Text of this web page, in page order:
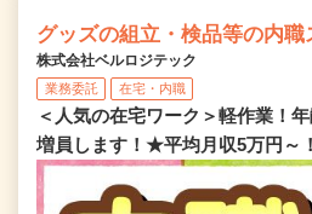
グッズの組立・検品等の内職
株式会社ベルロジテック
業務委託 在宅・内職
＜人気の在宅ワーク＞軽作業！
増員します！★平均月収5万円～！